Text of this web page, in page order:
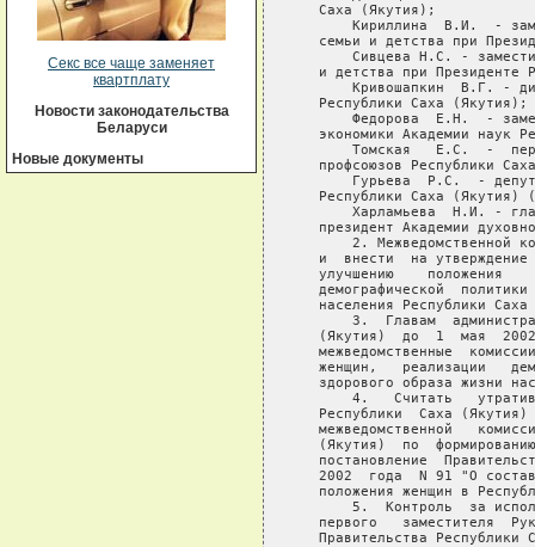
Секс все чаще заменяет
квартплату
Новости законодательства
Беларуси
Новые документы
   Саха (Якутия);
Кириллина  В.И.  -
семьи и детства при
Сивцева Н.С. -
и детства при Президенте
Кривошапкин  В.Г. -
   Республики Саха (Якутия);
Федорова  Е.Н.  -
экономики Академии наук
Томская   Е.С.  -
профсоюзов Республики
Гурьева  Р.С.  -
Республики Саха (Якутия)
Харламьева  Н.И. -
президент Академии
2. Межведомственной
и  внести  на
улучшению    положения
демографической
населения Республики Саха
3.  Главам
(Якутия)  до  1  мая
межведомственные
женщин,   реализации
здорового образа жизни
4.   Считать
Республики  Саха
межведомственной
(Якутия)  по
постановление
2002  года  N 91 "О
положения женщин в
5.  Контроль  за
первого   заместителя
Правительства Республики